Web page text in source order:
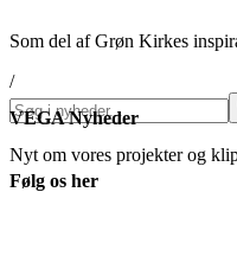
Som del af Grøn Kirkes
/
Søg
VEGA Nyheder
Nyt om vores projekter og
Følg os her